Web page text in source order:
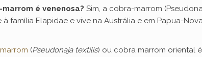
é venenosa? Sim, a cobra-marrom
à família Elapidae e vive na Austrália e em Papua-
(Pseudonaja textilis) ou cobra marrom oriental